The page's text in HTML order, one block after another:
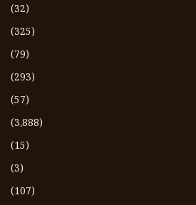
(32)
(325)
(79)
(293)
(57)
(3،888)
(15)
(3)
(107)